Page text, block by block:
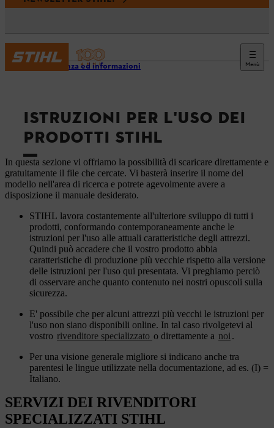
Menù
Assistenza ed informazioni
ISTRUZIONI PER L'USO DEI
PRODOTTI STIHL
In questa sezione vi offriamo la possibilità di scaricare direttamente e
gratuitamente il file che cercate. Vi basterà inserire il nome del
modello nell'area di ricerca e potrete agevolmente avere a
disposizione il manuale desiderato.
STIHL lavora costantemente all'ulteriore sviluppo di tutti i
prodotti, conformando contemporaneamente anche le
istruzioni per l'uso alle attuali caratteristiche degli attrezzi.
Quindi può accadere che il vostro prodotto abbia
caratteristiche di produzione più vecchie rispetto alla versione
delle istruzioni per l'uso qui presentata. Vi preghiamo perciò
di osservare anche quanto contenuto nei nostri opuscoli sulla
sicurezza.
E' possibile che per alcuni attrezzi più vecchi le istruzioni per
l'uso non siano disponibili online. In tal caso rivolgetevi al
vostro rivenditore specializzato o direttamente a noi.
Per una visione generale migliore si indicano anche tra
parentesi le lingue utilizzate nella documentazione, ad es. (I) =
Italiano.
SERVIZI DEI RIVENDITORI
SPECIALIZZATI STIHL